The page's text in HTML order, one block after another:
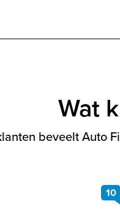
Wat
beveelt Auto
10